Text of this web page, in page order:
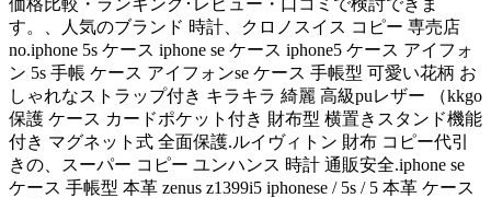
す。、人気のブランド 時計、クロノスイス コピー 専売店
no.iphone 5s ケース iphone se ケース iphone5 ケース アイフォ
ン 5s 手帳 ケース アイフォンse ケース 手帳型 可愛い花柄 お
しゃれなストラップ付き キラキラ 綺麗 高級puレザー （kkgo
保護 ケース カードポケット付き 財布型 横置きスタンド機能
付き マグネット式 全面保護.ルイヴィトン 財布 コピー代引
きの、スーパー コピー ユンハンス 時計 通販安全.iphone se
ケース 手帳型 本革 zenus z1399i5 iphonese / 5s / 5 本革 ケース